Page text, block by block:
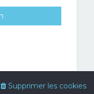
Supprimer les cookies